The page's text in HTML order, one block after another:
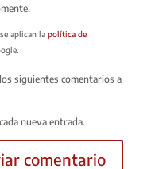
aplican la política de
siguientes comentarios a
nueva entrada.